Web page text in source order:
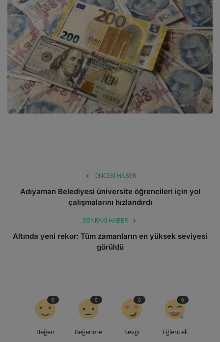
ULUSLARARASI
SAĞLIK VE YAŞAM TARZI
YEMEK
SPOR
VİDEO
ÖNCEKI HABER
Adıyaman Belediyesi üniversite öğrencileri için yol
çalışmalarını hızlandırdı
SONRAKI HABER
Altında yeni rekor: Tüm zamanların en yüksek seviyesi
görüldü
Beğen
0
Beğenme
0
Sevgi
0
Eğlenceli
0